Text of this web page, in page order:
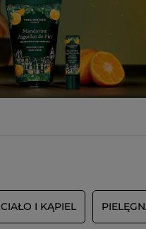
CIAŁO I KĄPIEL